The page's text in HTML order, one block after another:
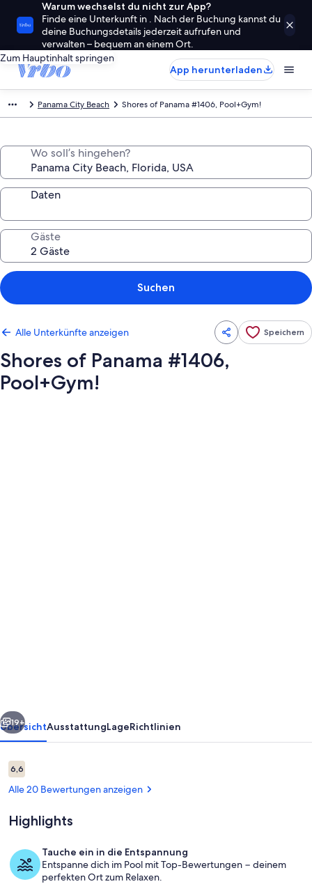
Warum wechselst du nicht zur App?
Finde eine Unterkunft in . Nach der Buchung kannst du
deine Buchungsdetails jederzeit aufrufen und
verwalten – bequem an einem Ort.
Zum Hauptinhalt springen
App herunterladen
Panama City Beach Shores of Panama #1406, Pool+Gym!
Wo soll’s hingehen?
Daten
Gäste
Suchen
Alle Unterkünfte anzeigen Speichern
Shores of Panama #1406,
Pool+Gym!
Unterkunftsgelände
Weiter
19+
ÜbersichtAusstattungLageRichtlinien
Bewertungen
6,66,6 von 10.
Alle 20 Bewertungen anzeigen
Highlights
Tauche ein in die Entspannung
Entspanne dich im Pool mit Top-Bewertungen − deinem
perfekten Ort zum Relaxen.